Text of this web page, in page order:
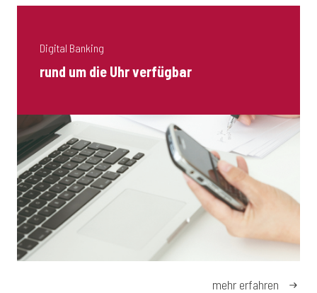
Digital Banking
rund um die Uhr verfügbar
mehr erfahren